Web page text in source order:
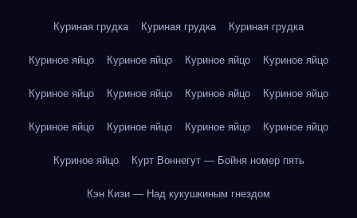
Куриная грудка Куриная грудка Куриная грудка
Куриное яйцо Куриное яйцо Куриное яйцо Куриное яйцо
Куриное яйцо Куриное яйцо Куриное яйцо Куриное яйцо
Куриное яйцо Куриное яйцо Куриное яйцо Куриное яйцо
Куриное яйцо Курт Воннегут — Бойня номер пять
Кэн Кизи — Над кукушкиным гнездом